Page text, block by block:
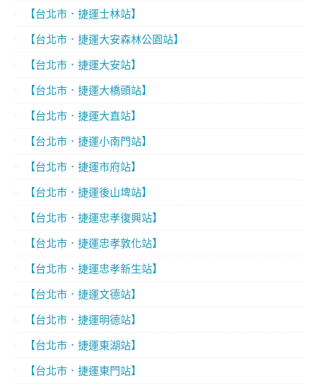
【台北市．捷運士林站】
【台北市．捷運大安森林公園站】
【台北市．捷運大安站】
【台北市．捷運大橋頭站】
【台北市．捷運大直站】
【台北市．捷運小南門站】
【台北市．捷運市府站】
【台北市．捷運後山埤站】
【台北市．捷運忠孝復興站】
【台北市．捷運忠孝敦化站】
【台北市．捷運忠孝新生站】
【台北市．捷運文德站】
【台北市．捷運明德站】
【台北市．捷運東湖站】
【台北市．捷運東門站】